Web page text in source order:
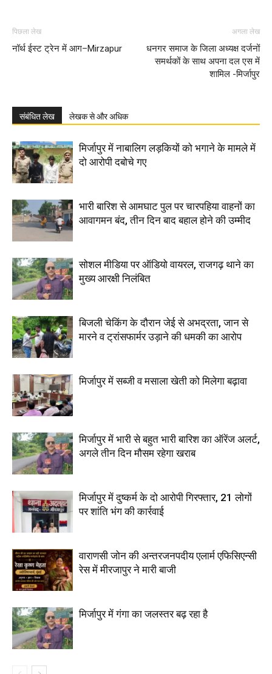
पिछला लेख
नॉर्थ ईस्ट ट्रेन में आग–Mirzapur
अगला लेख
धनगर समाज के जिला अध्यक्ष दर्जनों
समर्थकों के साथ अपना दल एस में
शामिल -मिर्जापुर
संबंधित लेख लेखक से और अधिक
मिर्जापुर में नाबालिग लड़कियों को भगाने के मामले में
दो आरोपी दबोचे गए
भारी बारिश से आमघाट पुल पर चारपहिया वाहनों का
आवागमन बंद, तीन दिन बाद बहाल होने की उम्मीद
सोशल मीडिया पर ऑडियो वायरल, राजगढ़ थाने का
मुख्य आरक्षी निलंबित
बिजली चेकिंग के दौरान जेई से अभद्रता, जान से
मारने व ट्रांसफार्मर उड़ाने की धमकी का आरोप
मिर्जापुर में सब्जी व मसाला खेती को मिलेगा बढ़ावा
मिर्जापुर में भारी से बहुत भारी बारिश का ऑरेंज अलर्ट,
अगले तीन दिन मौसम रहेगा खराब
मिर्जापुर में दुष्कर्म के दो आरोपी गिरफ्तार, 21 लोगों
पर शांति भंग की कार्रवाई
वाराणसी जोन की अन्तरजनपदीय एलार्म एफिसिएन्सी
रेस में मीरजापुर ने मारी बाजी
मिर्जापुर में गंगा का जलस्तर बढ़ रहा है